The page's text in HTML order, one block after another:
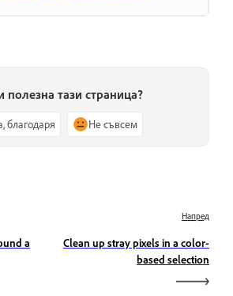
полезна тази страница?
благодаря Не съвсем
a
Напред
Clean up stray pixels in a color-
based selection